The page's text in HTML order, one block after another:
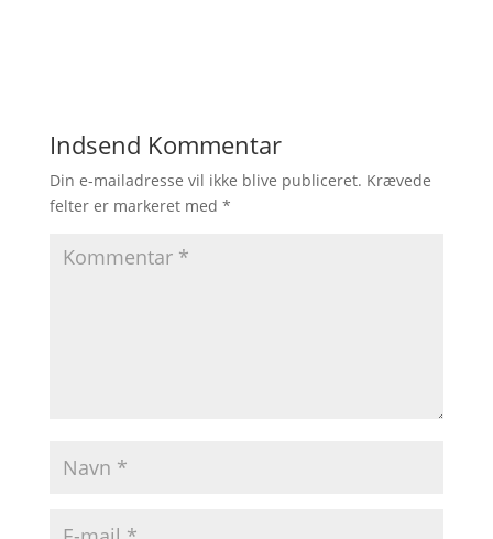
Indsend Kommentar
Din e-mailadresse vil ikke blive publiceret. Krævede
felter er markeret med *